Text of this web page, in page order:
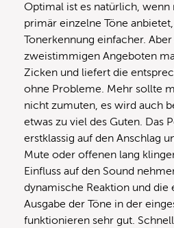
Optimal ist es natürlich, wenn
primär einzelne Töne
Tonerkennung einfacher.
zweistimmigen Angeboten
Zicken und liefert die
ohne Probleme. Mehr sollte
nicht zumuten, es wird auch
etwas zu viel des Guten. Das
erstklassig auf den Anschlag
Mute oder offenen lang
Einfluss auf den Sound
dynamische Reaktion und die
Ausgabe der Töne in der
funktionieren sehr gut.